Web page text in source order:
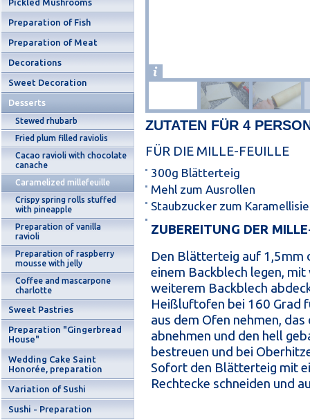
Pickled Mushrooms
Preparation of Fish
Preparation of Meat
Decorations
Sweet Decoration
Desserts
Stewed rhubarb
Fried plum filled raviolis
Cacao ravioli with chocolate
canache
Caramelized millefeuille
Crispy spring rolls stuffed
with pineapple
Preparation of vanilla
ravioli
Preparation of raspberry
mousse with jelly
Coffee and mascarpone
charlotte
Sweet Pastries
Preparation "Gingerbread
House"
Wedding Cake Saint
Honorée, preparation
Variation of Sushi
Sushi - Preparation
ZUTATEN FÜR 4
FÜR DIE MILLE-FEUILLE
300g Blätterteig
Mehl zum Ausrollen
Staubzucker zum
ZUBEREITUNG DER
Den Blätterteig auf 1,5mm
einem Backblech legen,
weiterem Backblech
Heißluftofen bei 160 Grad
aus dem Ofen nehmen,
abnehmen und den hell
bestreuen und bei
Sofort den Blätterteig mit
Rechtecke schneiden und